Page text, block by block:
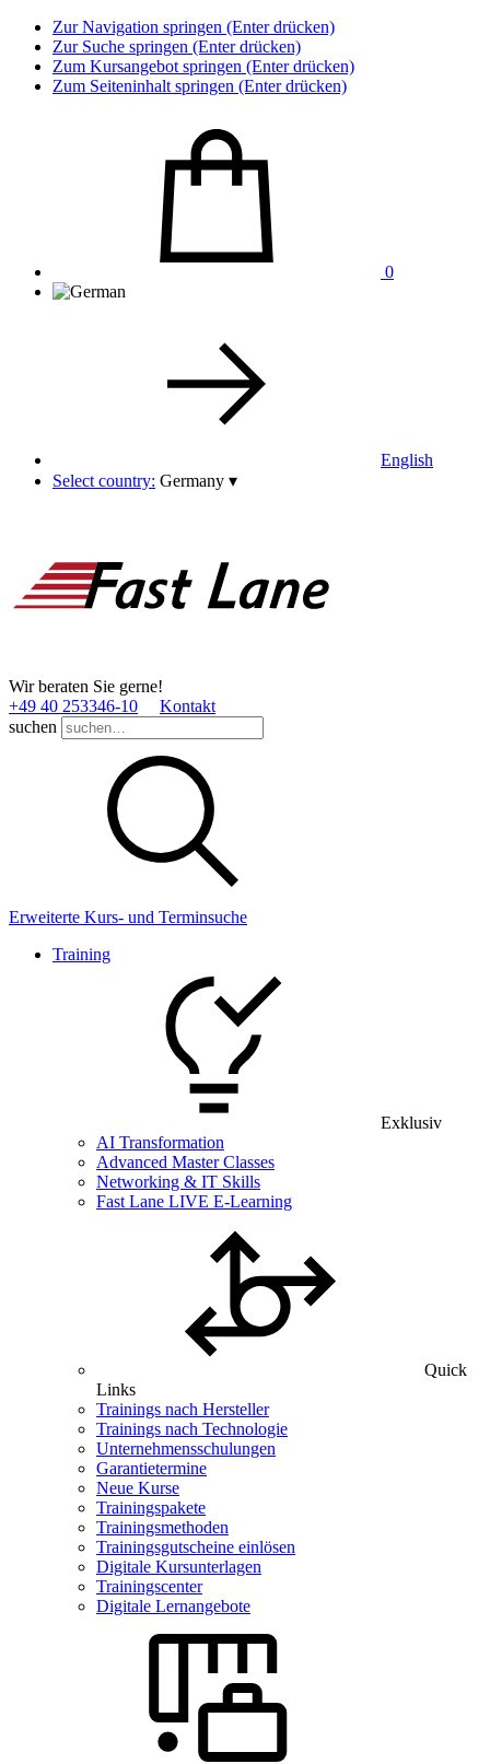
Zur Navigation springen (Enter drücken)
Zur Suche springen (Enter drücken)
Zum Kursangebot springen (Enter drücken)
Zum Seiteninhalt springen (Enter drücken)
0
English
Select country: Germany ▾
Wir beraten Sie gerne!
+49 40 253346­-10
Kontakt
suchen
Erweiterte Kurs- und Terminsuche
Training
Exklusiv
AI Transformation
Advanced Master Classes
Networking & IT Skills
Fast Lane LIVE E-Learning
Quick
Links
Trainings nach Hersteller
Trainings nach Technologie
Unternehmensschulungen
Garantietermine
Neue Kurse
Trainingspakete
Trainingsmethoden
Trainingsgutscheine einlösen
Digitale Kursunterlagen
Trainingscenter
Digitale Lernangebote